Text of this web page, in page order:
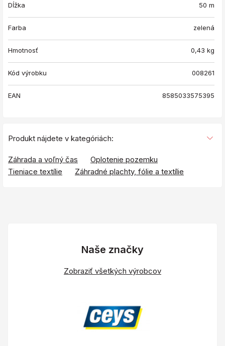
Dĺžka 50 m
Farba zelená
Hmotnosť 0,43 kg
Kód výrobku 008261
EAN 8585033575395
Produkt nájdete v kategóriách:
Záhrada a voľný čas
Oplotenie pozemku
Tieniace textílie
Záhradné plachty, fólie a textílie
Naše značky
Zobraziť všetkých výrobcov